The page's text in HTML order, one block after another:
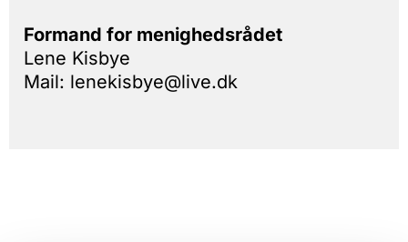
Formand for menighedsrådet
Lene Kisbye
Mail: lenekisbye@live.dk